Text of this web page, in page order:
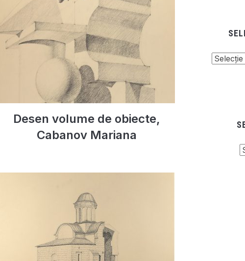
Desen volume de obiecte,
Cabanov Mariana